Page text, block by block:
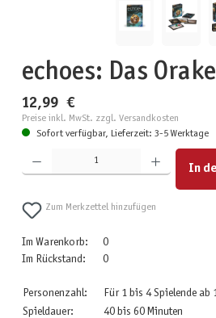
echoes: Das
12,99 €
Preise inkl. MwSt. zzgl. Versandkosten
Sofort verfügbar, Lieferzeit: 3-5 Werktage
Produkt Anzahl: Gib den gewünschten Wert ein oder
In
Zum Merkzettel hinzufügen
Im Warenkorb:
0
Im Rückstand:
0
Personenzahl:
Für 1 bis 4 Spielende ab
Spieldauer:
40 bis 60 Minuten